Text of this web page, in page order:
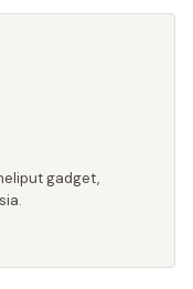
gadget,